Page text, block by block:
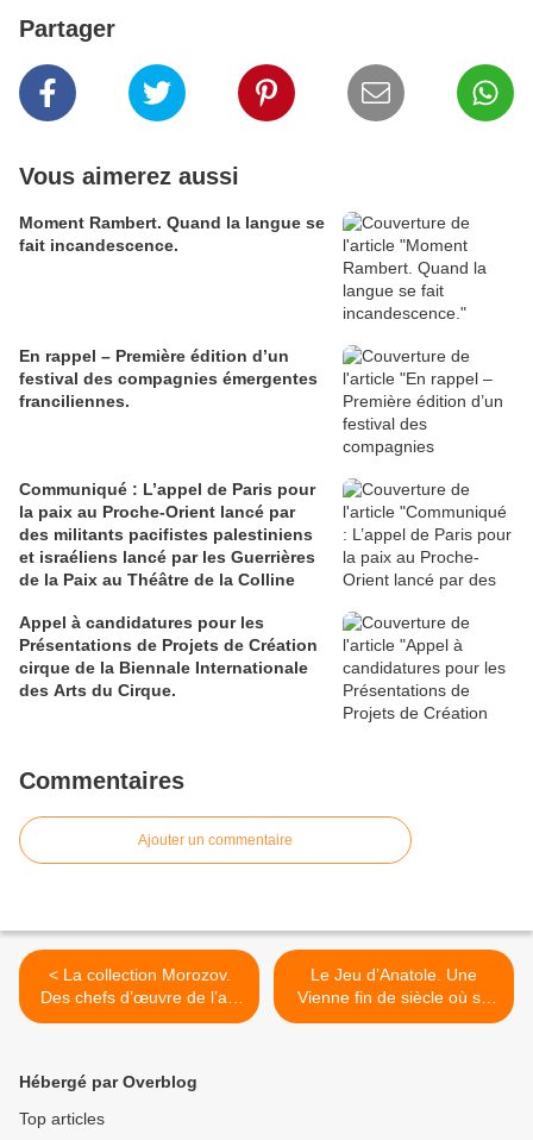
Partager
Vous aimerez aussi
Moment Rambert. Quand la langue se
fait incandescence.
En rappel – Première édition d’un
festival des compagnies émergentes
franciliennes.
Communiqué : L’appel de Paris pour
la paix au Proche-Orient lancé par
des militants pacifistes palestiniens
et israéliens lancé par les Guerrières
de la Paix au Théâtre de la Colline
Appel à candidatures pour les
Présentations de Projets de Création
cirque de la Biennale Internationale
des Arts du Cirque.
Commentaires
Ajouter un commentaire
< La collection Morozov.
Des chefs d’œuvre de l’art
moderne occidental dans
Le Jeu d’Anatole. Une
Vienne fin de siècle où se
joue la fin d’un monde. >
Hébergé par Overblog
Top articles